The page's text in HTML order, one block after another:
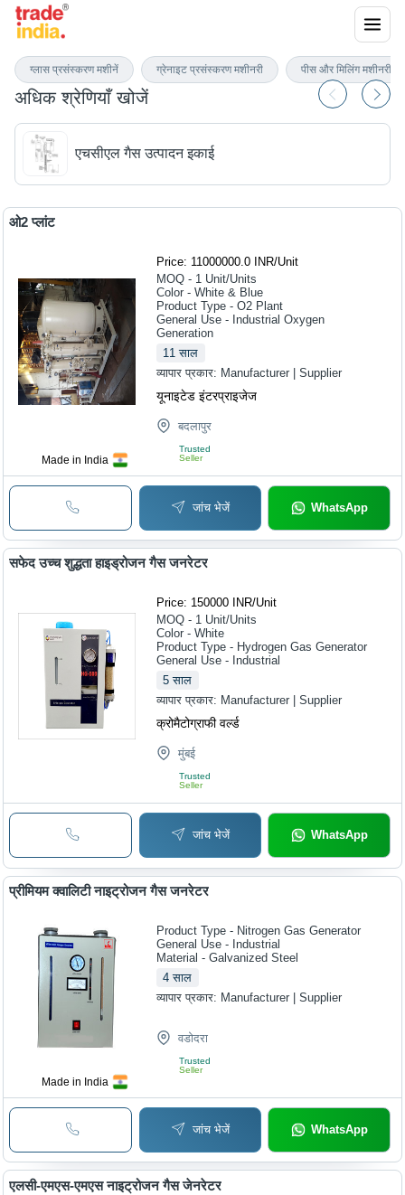
अधिक श्रेणियाँ खोजें
एचसीएल गैस उत्पादन इकाई
Made in India
ओ2 प्लांट
Price: 11000000.0 INR/Unit
MOQ - 1 Unit/Units
Color - White & Blue
Product Type - O2 Plant
General Use - Industrial Oxygen
Generation
11 साल
व्यापार प्रकार: Manufacturer | Supplier
यूनाइटेड इंटरप्राइजेज
बदलापुर
Trusted
Seller
जांच भेजें WhatsApp
सफेद उच्च शुद्धता हाइड्रोजन गैस जनरेटर
Price: 150000 INR/Unit
MOQ - 1 Unit/Units
Color - White
Product Type - Hydrogen Gas Generator
General Use - Industrial
5 साल
व्यापार प्रकार: Manufacturer | Supplier
क्रोमैटोग्राफी वर्ल्ड
मुंबई
Trusted
Seller
जांच भेजें WhatsApp
Made in India
प्रीमियम क्वालिटी नाइट्रोजन गैस जनरेटर
Product Type - Nitrogen Gas Generator
General Use - Industrial
Material - Galvanized Steel
4 साल
व्यापार प्रकार: Manufacturer | Supplier
वडोदरा
Trusted
Seller
जांच भेजें WhatsApp
एलसी-एमएस-एमएस नाइट्रोजन गैस जेनरेटर
ग्लास प्रसंस्करण मशीनें ग्रेनाइट प्रसंस्करण मशीनरी पीस और मिलिंग मशीनरी